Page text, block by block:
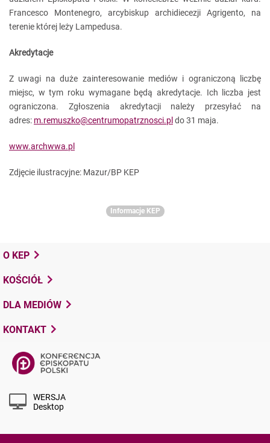
Francesco Montenegro, arcybiskup archidiecezji Agrigento, na
terenie której leży Lampedusa.
Akredytacje
Z uwagi na duże zainteresowanie mediów i ograniczoną liczbę
miejsc, w tym roku wymagane będą akredytacje. Ich liczba jest
ograniczona. Zgłoszenia akredytacji należy przesyłać na
adres: m.remuszko@centrumopatrznosci.pl do 31 maja.
www.archwwa.pl
Zdjęcie ilustracyjne: Mazur/BP KEP
Informacje KEP
O KEP
KOŚCIÓŁ
DLA MEDIÓW
KONTAKT
WERSJA
Desktop